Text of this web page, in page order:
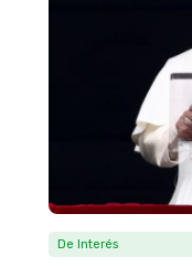
De Interés